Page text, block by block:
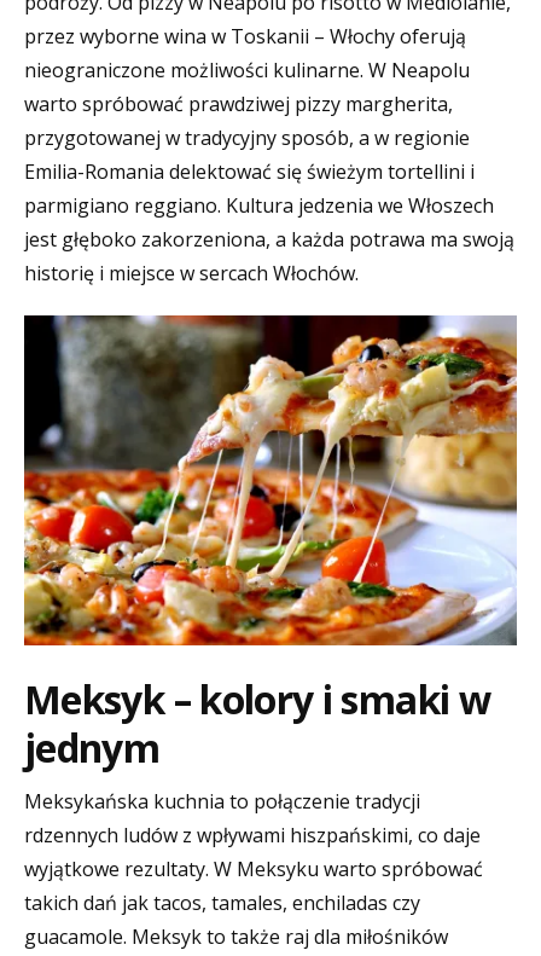
przez wyborne wina w Toskanii – Włochy oferują
nieograniczone możliwości kulinarne. W Neapolu
warto spróbować prawdziwej pizzy margherita,
przygotowanej w tradycyjny sposób, a w regionie
Emilia-Romania delektować się świeżym tortellini i
parmigiano reggiano. Kultura jedzenia we Włoszech
jest głęboko zakorzeniona, a każda potrawa ma swoją
historię i miejsce w sercach Włochów.
Meksyk – kolory i smaki w
jednym
Meksykańska kuchnia to połączenie tradycji
rdzennych ludów z wpływami hiszpańskimi, co daje
wyjątkowe rezultaty. W Meksyku warto spróbować
takich dań jak tacos, tamales, enchiladas czy
guacamole. Meksyk to także raj dla miłośników